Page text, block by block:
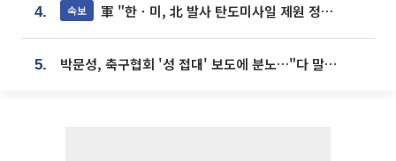
4. 속보 軍 "한ㆍ미, 北 발사 탄도미사일 제원 정밀분석 중"
5. 박문성, 축구협회 '성 접대' 보도에 분노…"다 말아먹으려고 작정했나"